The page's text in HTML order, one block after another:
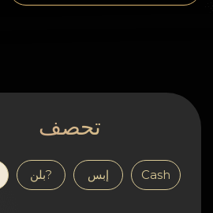
تحصف
بلن? إبس Cash